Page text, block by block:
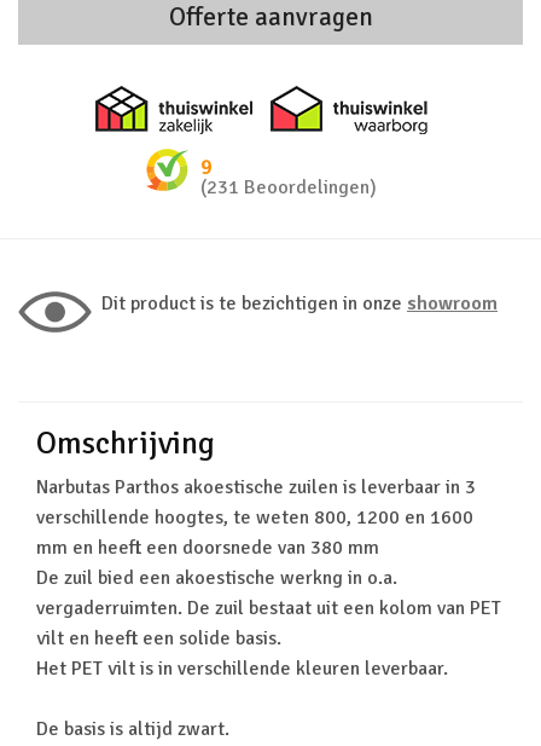
Offerte aanvragen
Thuiswinkel zakelijk
9
(231 Beoordelingen)
Dit product is te bezichtigen in onze showroom
Omschrijving
Narbutas Parthos akoestische zuilen is leverbaar in 3
verschillende hoogtes, te weten 800, 1200 en 1600
mm en heeft een doorsnede van 380 mm
De zuil bied een akoestische werkng in o.a.
vergaderruimten. De zuil bestaat uit een kolom van PET
vilt en heeft een solide basis.
Het PET vilt is in verschillende kleuren leverbaar.
De basis is altijd zwart.